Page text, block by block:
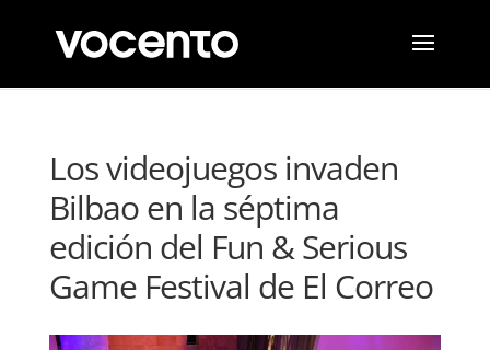
Los videojuegos invaden
Bilbao en la séptima
edición del Fun & Serious
Game Festival de El Correo